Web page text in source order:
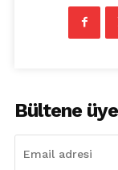
Bültene